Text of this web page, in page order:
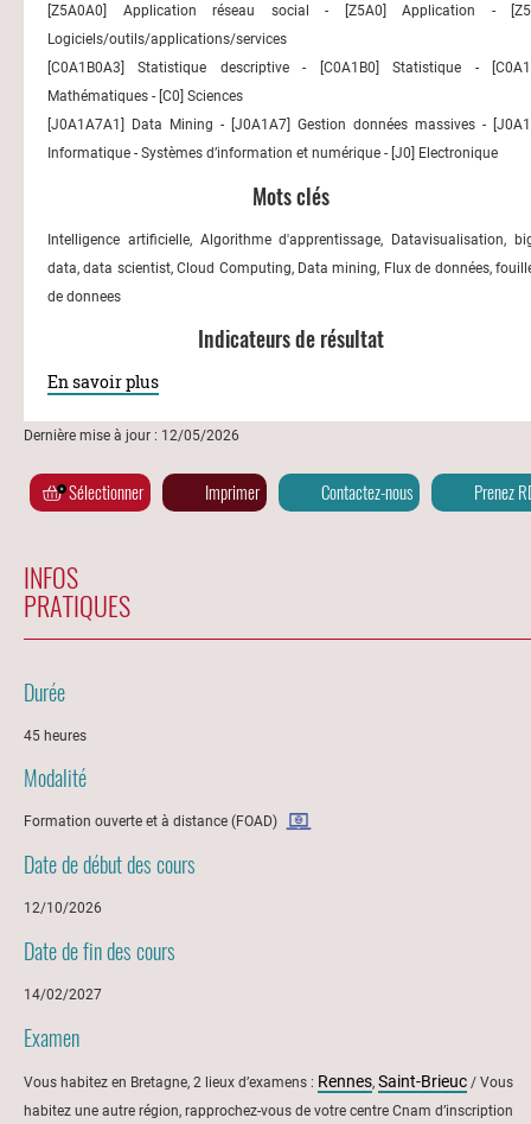
[Z5A0A0] Application réseau social - [Z5A0] Application -
Logiciels/outils/applications/services
[C0A1B0A3] Statistique descriptive - [C0A1B0] Statistique -
Mathématiques - [C0] Sciences
[J0A1A7A1] Data Mining - [J0A1A7] Gestion données massives -
Informatique - Systèmes d’information et numérique - [J0] Electronique
Mots clés
Intelligence artificielle, Algorithme d'apprentissage, Datavisualisation,
data, data scientist, Cloud Computing, Data mining, Flux de données,
de donnees
Indicateurs de résultat
En savoir plus
Dernière mise à jour : 12/05/2026
Sélectionner Imprimer Contactez-nous Prenez
INFOS
PRATIQUES
Durée
45 heures
Modalité
Formation ouverte et à distance (FOAD)
Date de début des cours
12/10/2026
Date de fin des cours
14/02/2027
Examen
Vous habitez en Bretagne, 2 lieux d’examens : Rennes, Saint-Brieuc / Vous
habitez une autre région, rapprochez-vous de votre centre Cnam d’inscription